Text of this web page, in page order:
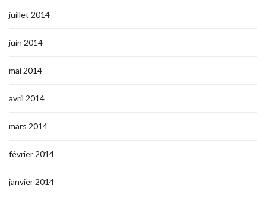
juillet 2014
juin 2014
mai 2014
avril 2014
mars 2014
février 2014
janvier 2014